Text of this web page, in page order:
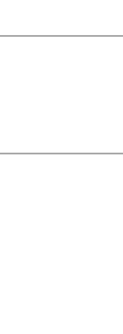
(also on
(initial position -